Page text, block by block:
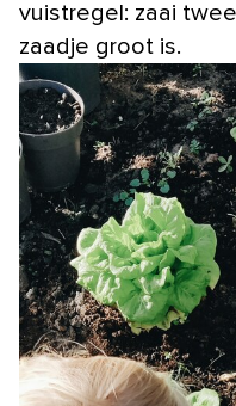
vuistregel: zaai
zaadje groot is.